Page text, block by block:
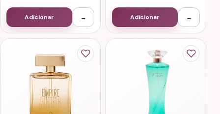
Adicionar → Adicionar →